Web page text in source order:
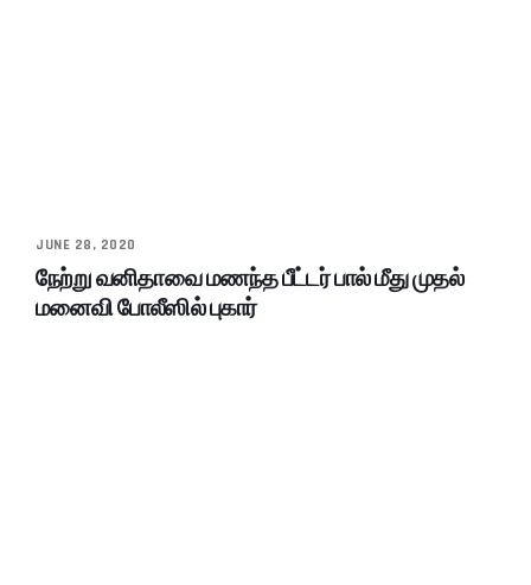
JUNE 28, 2020
நேற்று வனிதாவை மணந்த பீட்டர் பால் மீது முதல்
மனைவி போலீஸில் புகார்